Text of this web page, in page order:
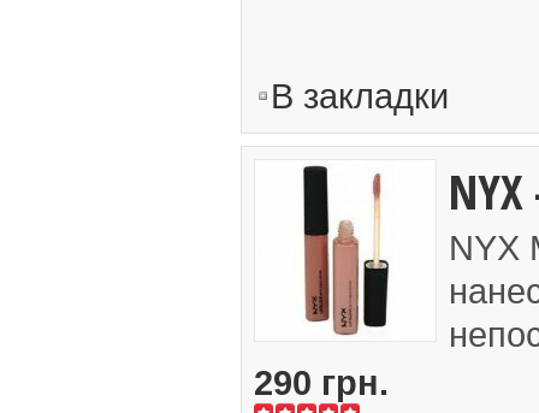
В закладки
NYX
290 грн.